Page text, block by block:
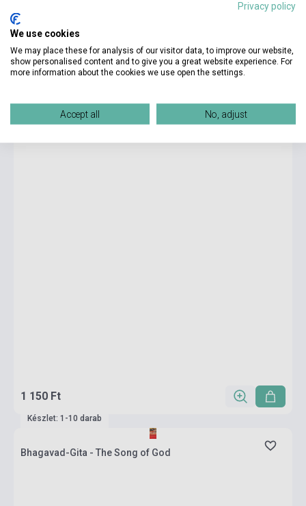
1 150 Ft
Készlet: 11-100 darab
1 150 Ft
Készlet: 1-10 darab
Bhagavad-Gita - The Song of God
Privacy policy
We use cookies
We may place these for analysis of our visitor data, to improve our website,
show personalised content and to give you a great website experience. For
more information about the cookies we use open the settings.
Accept all No, adjust